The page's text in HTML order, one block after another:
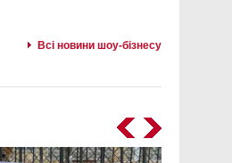
Всі новини шоу-бізнесу